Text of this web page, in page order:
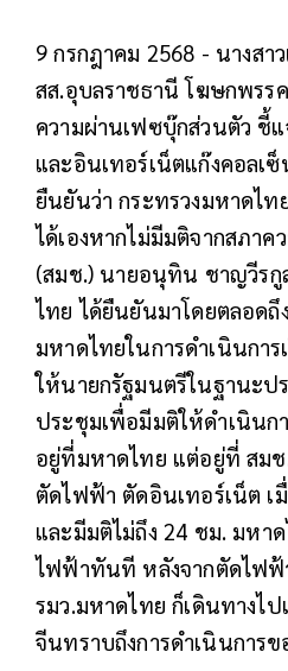
9 กรกฎาคม 2568 - นางส
สส.อุบลราชธานี โฆษกพรร
ความผ่านเฟซบุ๊กส่วนตัว ชี้
และอินเทอร์เน็ตแก๊งคอลเซ็
ยืนยันว่า กระทรวงมหาดไท
ได้เองหากไม่มีมติจากสภา
(สมช.) นายอนุทิน ชาญวีร
ไทย ได้ยืนยันมาโดยตลอดถึ
มหาดไทยในการดำเนินการ
ให้นายกรัฐมนตรีในฐานะป
ประชุมเพื่อมีมติให้ดำเนินก
อยู่ที่มหาดไทย แต่อยู่ที่ สม
ตัดไฟฟ้า ตัดอินเทอร์เน็ต เ
และมีมติไม่ถึง 24 ชม. มหา
ไฟฟ้าทันที หลังจากตัดไฟ
รมว.มหาดไทย ก็เดินทางไ
จีนทราบถึงการดำเนินการข